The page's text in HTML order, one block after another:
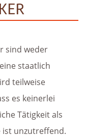
sind weder
staatlich
teilweise
es keinerlei
Tätigkeit als
ist unzutreffend.